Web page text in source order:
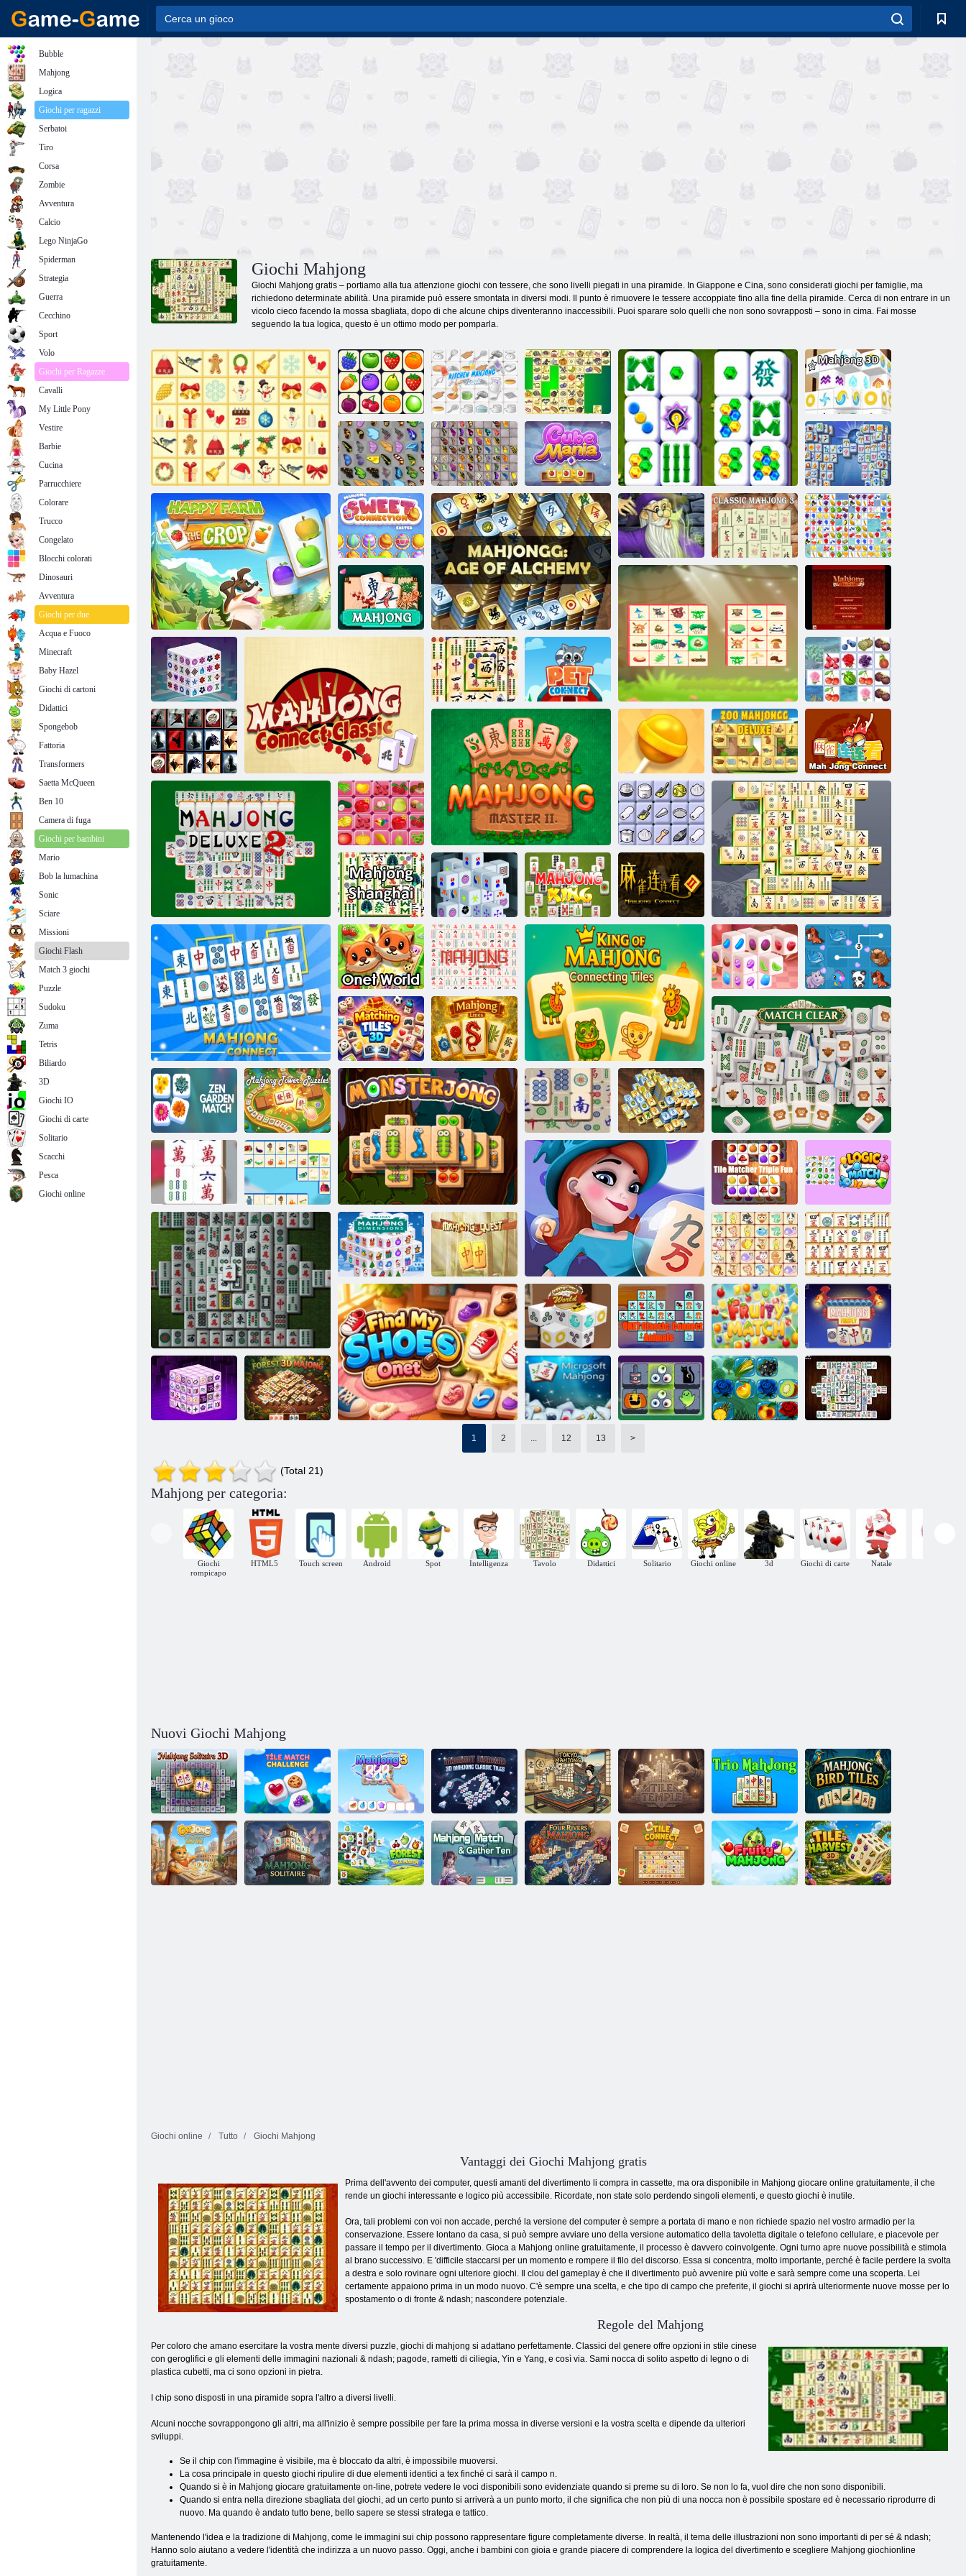
Giochi Mahjong
Giochi Mahjong gratis – portiamo alla tua attenzione giochi con tessere, che sono livelli piegati in una piramide. In Giappone e Cina, sono considerati giochi per famiglie, ma
richiedono determinate abilità. Una piramide può essere smontata in diversi modi. Il punto è rimuovere le tessere accoppiate fino alla fine della piramide. Cerca di non entrare in un
vicolo cieco facendo la mossa sbagliata, dopo di che alcune chips diventeranno inaccessibili. Puoi sparare solo quelli che non sono sovrapposti – sono in cima. Fai mosse
seguendo la tua logica, questo è un ottimo modo per pomparla.
Kris-Mas Mahjong
Onet Connect Cucina mahjong Kris Mahjong
Storia di Mahjong
Mahjong 3d
Farfalla Kyodai
Mahjong:
Butterfly Kyodai
HD
Happy Farm Il raccolto
Cube Mania
Mahjong
Fortuna
Mahjong Sweet
Easter
Mahjong Alchemy
Mahjong: Magia
Mahjong
classico 3
Connetti alla
frutta
Mahjong: Woodventure connect
Mahjong Mania
Mahjong
Dimensions
Mahjong Connect Classic
Mahjong Titans PET Connect Farm Connect 2
Mahjongg Master 2
Mahjong:
Piastrelle di
inaspettato!
Mahjong Candy
Zoo Mahjongg
Deluxe
Mahjong Deluxe 2
Mahjong
Connect
Mahjong:
Shuigo
Connetti 2
Mahjong classico
Shanghai
mahjong
Mahjong
Dimensions 15
minuti
Re Mahjong
Mahjong Connect
Mahjong
Connect 2
Onet World
Migliore
Mahjong
Classico
Tessere di collegamento del Re del Mahjong
Mahjongg
Dimensions
Candy
PET Connect 2
Piastrelle
abbinate 3D
Partita chiara
Linee del
Mahjong
Zen Garden
Match
Torre del
Mahjong: puzzle
Mahjong: Monsterjong
Mahjong:
Ancient
Mahjong: Age
of Alchemy
Mahjong:
Collision
Mahjong: Avventura
Farm Connect
Combinazione di
tessere triplo
divertimento
Corrispondenza
logica
Mahjongg 3d
Dimensioni
Mahjong di
vacanza
MAHJONG
QUEST
Dream Pet Link
Trova le mie scarpe
Link Mahjong
Mahjong World
ONET Classic:
collega gli
animali
Corrispondenza
fruttata
Mahjong Firefly
Mahjong Dark
Dimensions
Mahjong foresta
3D
1 2 ... 12 13 >
(Total 21)
Mahjong per categoria:
Giochi
rompicapo
HTML5 Touch screen Android Spot Intelligenza Tavolo Didattici Solitario Giochi online 3d Giochi di carte Natale
Nuovi Giochi Mahjong
Solitario
Mahjong 3D
Sfida di
abbinamento di
tessere
Mahjong 3
Midnight
Diamond 3D
Mahjong:
piastrelle
classiche
Tokio Mahjong
Tempio delle
piastrelle
Trio Mahjong
Tessere Uccelli
Mahjong
Giochi online Tutto Giochi Mahjong
Vantaggi dei Giochi Mahjong gratis
Prima dell'avvento dei computer, questi amanti del divertimento li compra in cassette, ma ora disponibile in Mahjong giocare online gratuitamente, il che
rende un giochi interessante e logico più accessibile. Ricordate, non state solo perdendo singoli elementi, e questo giochi è inutile.
Ora, tali problemi con voi non accade, perché la versione del computer è sempre a portata di mano e non richiede spazio nel vostro armadio per la
conservazione. Essere lontano da casa, si può sempre avviare uno della versione automatico della tavoletta digitale o telefono cellulare, e piacevole per
passare il tempo per il divertimento. Gioca a Mahjong online gratuitamente, il processo è davvero coinvolgente. Ogni turno apre nuove possibilità e stimola
al brano successivo. E 'difficile staccarsi per un momento e rompere il filo del discorso. Essa si concentra, molto importante, perché è facile perdere la svolta
a destra e solo rovinare ogni ulteriore giochi. Il clou del gameplay è che il divertimento può avvenire più volte e sarà sempre come una scoperta. Lei
certamente appaiono prima in un modo nuovo. C'è sempre una scelta, e che tipo di campo che preferite, il giochi si aprirà ulteriormente nuove mosse per lo
spostamento o di fronte & ndash; nascondere potenziale.
Regole del Mahjong
Per coloro che amano esercitare la vostra mente diversi puzzle, giochi di mahjong si adattano perfettamente. Classici del genere offre opzioni in stile cinese
con geroglifici e gli elementi delle immagini nazionali & ndash; pagode, rametti di ciliegia, Yin e Yang, e così via. Sami nocca di solito aspetto di legno o di
plastica cubetti, ma ci sono opzioni in pietra.
I chip sono disposti in una piramide sopra l'altro a diversi livelli.
Alcuni nocche sovrappongono gli altri, ma all'inizio è sempre possibile per fare la prima mossa in diverse versioni e la vostra scelta e dipende da ulteriori
sviluppi.
Se il chip con l'immagine è visibile, ma è bloccato da altri, è impossibile muoversi.
La cosa principale in questo giochi ripulire di due elementi identici a tex finché ci sarà il campo n.
Quando si è in Mahjong giocare gratuitamente on-line, potrete vedere le voci disponibili sono evidenziate quando si preme su di loro. Se non lo fa, vuol dire che non sono disponibili.
Quando si entra nella direzione sbagliata del giochi, ad un certo punto si arriverà a un punto morto, il che significa che non più di una nocca non è possibile spostare ed è necessario riprodurre di
nuovo. Ma quando è andato tutto bene, bello sapere se stessi stratega e tattico.
Mantenendo l'idea e la tradizione di Mahjong, come le immagini sui chip possono rappresentare figure completamente diverse. In realtà, il tema delle illustrazioni non sono importanti di per sé & ndash;
Hanno solo aiutano a vedere l'identità che indirizza a un nuovo passo. Oggi, anche i bambini con gioia e grande piacere di comprendere la logica del divertimento e scegliere Mahjong giochionline
gratuitamente.
Bubble
Mahjong
Logica
Giochi per ragazzi
Serbatoi
Tiro
Corsa
Zombie
Avventura
Calcio
Lego NinjaGo
Spiderman
Strategia
Guerra
Cecchino
Sport
Volo
Giochi per Ragazze
Cavalli
My Little Pony
Vestire
Barbie
Cucina
Parrucchiere
Colorare
Trucco
Congelato
Blocchi colorati
Dinosauri
Avventura
Giochi per due
Acqua e Fuoco
Minecraft
Baby Hazel
Giochi di cartoni
Didattici
Spongebob
Fattoria
Transformers
Saetta McQueen
Ben 10
Camera di fuga
Giochi per bambini
Mario
Bob la lumachina
Sonic
Sciare
Missioni
Giochi Flash
Match 3 giochi
Puzzle
Sudoku
Zuma
Tetris
Biliardo
3D
Giochi IO
Giochi di carte
Solitario
Scacchi
Pesca
Giochi online